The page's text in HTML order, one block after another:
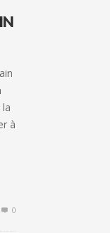
la
à
0